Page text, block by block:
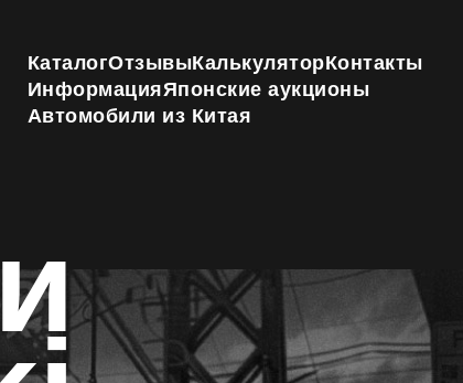
КаталогОтзывыКалькуляторКонтакты
ИнформацияЯпонские аукционы
Автомобили из Китая